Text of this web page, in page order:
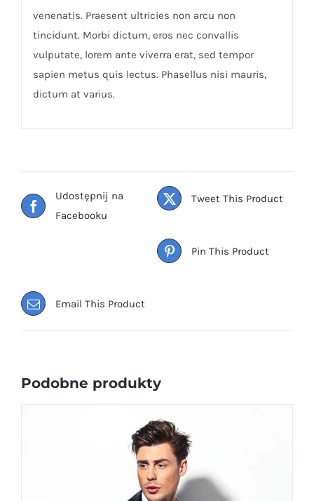
venenatis. Praesent ultricies non arcu non
tincidunt. Morbi dictum, eros nec convallis
vulputate, lorem ante viverra erat, sed tempor
sapien metus quis lectus. Phasellus nisi mauris,
dictum at varius.
Udostępnij na
Facebooku
Tweet This Product
Pin This Product
Email This Product
Podobne produkty